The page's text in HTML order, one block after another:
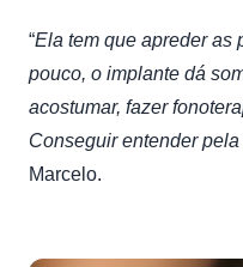
“Ela tem que apreder as
pouco, o implante dá
acostumar, fazer
Conseguir entender
Marcelo.